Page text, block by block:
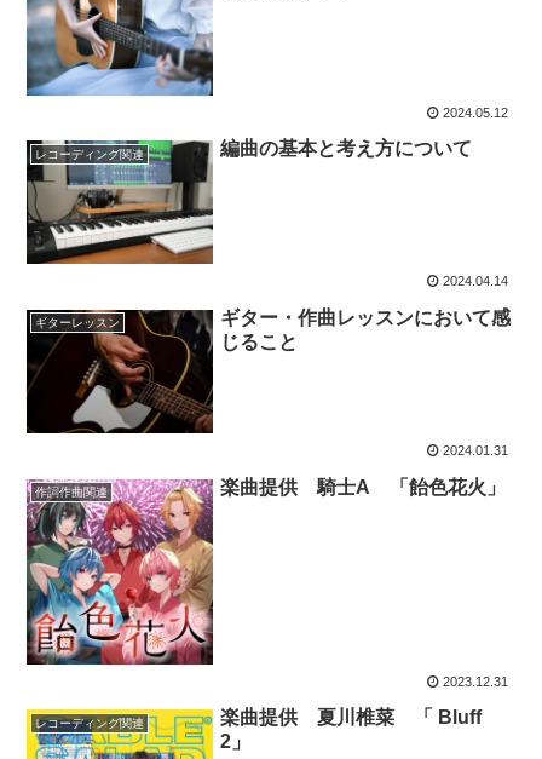
2024.05.12
レコーディング関連 編曲の基本と考え方について
2024.04.14
ギターレッスン
ギター・作曲レッスンにおいて感
じること
2024.01.31
作詞作曲関連 楽曲提供 騎士A 「飴色花火」
2023.12.31
レコーディング関連
楽曲提供 夏川椎菜 「 Bluff
2」